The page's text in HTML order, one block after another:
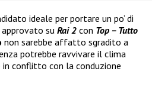
ideale per portare un po’ di
su Rai 2 con Top – Tutto
non sarebbe affatto sgradito a
potrebbe ravvivare il clima
conflitto con la conduzione